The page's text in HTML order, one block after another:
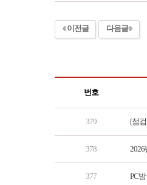
이전글 다음글
번호
379 [점
378 2026
377 PC